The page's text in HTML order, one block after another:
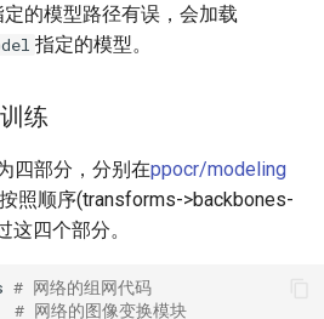
定的模型路径有误，会加载
指定的模型。
练
四部分，分别在ppocr/modeling
照顺序(transforms->backbones-
这四个部分。
# 网络的组网代码
# 网络的图像变换模块